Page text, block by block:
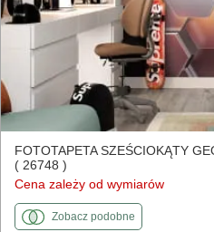
FOTOTAPETA SZEŚCIOKĄTY
( 26748 )
Cena zależy od wymiarów
Zobaczfototapety
podobnedo Sześciokąty